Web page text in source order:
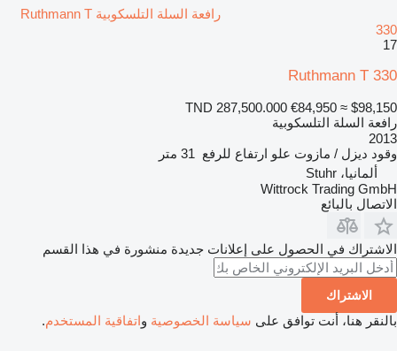
رافعة السلة التلسكوبية Ruthmann T
330
17
Ruthmann T 330
TND 287,500.000 €84,950 ≈ $98,150
رافعة السلة التلسكوبية
2013
وقود ديزل / مازوت علو ارتفاع للرفع 31 متر
ألمانيا، Stuhr
Wittrock Trading GmbH
الاتصال بالبائع
الاشتراك في الحصول على إعلانات جديدة منشورة في هذا القسم
الاشتراك
بالنقر هنا، أنت توافق على سياسة الخصوصية واتفاقية المستخدم.